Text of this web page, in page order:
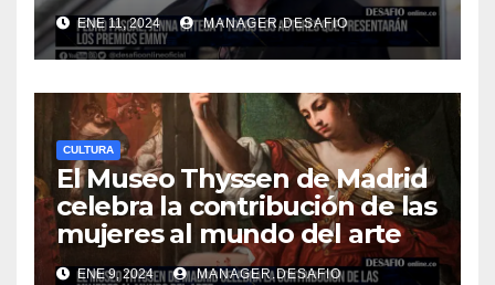
ENE 11, 2024 MANAGER.DESAFIO
CULTURA
El Museo Thyssen de Madrid
celebra la contribución de las
mujeres al mundo del arte
ENE 9, 2024 MANAGER.DESAFIO